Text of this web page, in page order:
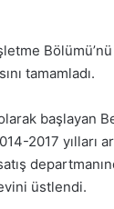
tamamladı.
başlayan
2017 yılları
üstlendi.